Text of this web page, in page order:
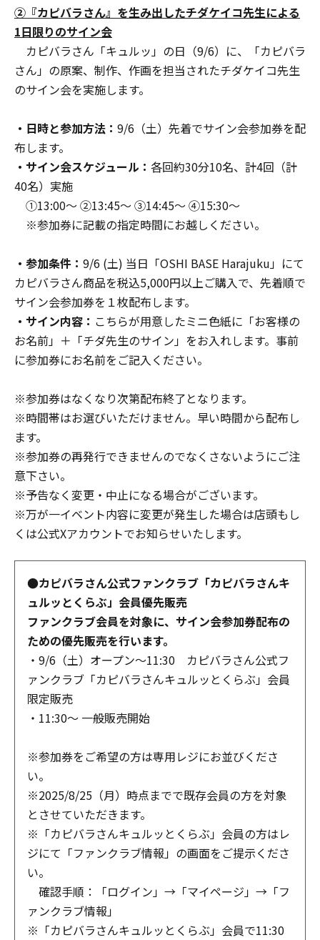
②『カピバラさん』を生み出したチダケイコ先生による
1日限りのサイン会
カピバラさん「キュルッ」の日（9/6）に、「カピバラ
さん」の原案、制作、作画を担当されたチダケイコ先生
のサイン会を実施します。
・日時と参加方法： 9/6（土）先着でサイン会参加券を配
布します。
・サイン会スケジュール： 各回約30分10名、計4回（計
40名）実施
①13:00～ ②13:45～ ③14:45～ ④15:30～
※参加券に記載の指定時間にお越しください。
・参加条件： 9/6 (土) 当日「OSHI BASE Harajuku」にて
カピバラさん商品を税込5,000円以上ご購入で、先着順で
サイン会参加券を１枚配布します。
・サイン内容： こちらが用意したミニ色紙に「お客様の
お名前」＋「チダ先生のサイン」をお入れします。事前
に参加券にお名前をご記入ください。
※参加券はなくなり次第配布終了となります。
※時間帯はお選びいただけません。早い時間から配布し
ます。
※参加券の再発行できませんのでなくさないようにご注
意下さい。
※予告なく変更・中止になる場合がございます。
※万が一イベント内容に変更が発生した場合は店頭もし
くは公式Xアカウントでお知らせいたします。
●カピバラさん公式ファンクラブ「カピバラさんキ
ュルッとくらぶ」会員優先販売
ファンクラブ会員を対象に、サイン会参加券配布の
ための優先販売を行います。
・9/6（土）オープン～11:30 カピバラさん公式フ
ァンクラブ「カピバラさんキュルッとくらぶ」会員
限定販売
・11:30～ 一般販売開始
※参加券をご希望の方は専用レジにお並びくださ
い。
※2025/8/25（月）時点までで既存会員の方を対象
とさせていただきます。
※「カピバラさんキュルッとくらぶ」会員の方はレ
ジにて「ファンクラブ情報」の画面をご提示くださ
い。
確認手順：「ログイン」→「マイページ」→「フ
ァンクラブ情報」
※「カピバラさんキュルッとくらぶ」会員で11:30